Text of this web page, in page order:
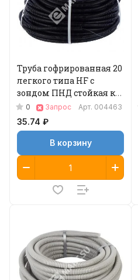
Труба гофрированная 20
легкого типа HF с
зондом ПНД стойкая к
УФ, 100 м
0 Запрос Арт. 004463
35.74 ₽
В корзину